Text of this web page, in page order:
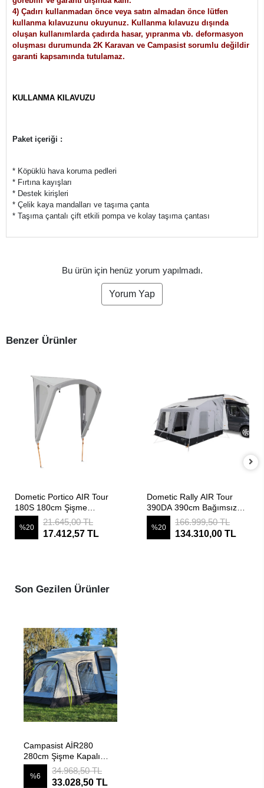
4) Çadırı kullanmadan önce veya satın almadan önce lütfen
kullanma kılavuzunu okuyunuz. Kullanma kılavuzu dışında
oluşan kullanımlarda çadırda hasar, yıpranma vb. deformasyon
oluşması durumunda 2K Karavan ve Campasist sorumlu değildir
garanti kapsamında tutulamaz.
KULLANMA KILAVUZU
Paket içeriği :
* Köpüklü hava koruma pedleri
* Fırtına kayışları
* Destek kirişleri
* Çelik kaya mandalları ve taşıma çanta
* Taşıma çantalı çift etkili pompa ve kolay taşıma çantası
Bu ürün için henüz yorum yapılmadı.
Yorum Yap
Benzer Ürünler
Dometic Portico AIR Tour
180S 180cm Şişme
Karavan Kapı Üstü
Kanopisi
%20
21.645,00 TL
17.412,57 TL
Dometic Rally AIR Tour
390DA 390cm Bağımsız
Şişme Çekme ve
MotoKaravan Çadırı (Drive
Away)
%20
166.999,50 TL
134.310,00 TL
Son Gezilen Ürünler
Campasist AİR280
280cm Şişme Kapalı
Karavan Kış Çadırı
%6
34.968,50 TL
33.028,50 TL